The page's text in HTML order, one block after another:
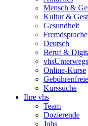
Mensch &
Kultur &
Gesundheit
Deutsch
Beruf &
vhsUnterwegs
Online-Kurse
Kurssuche
Ihre vhs
Team
Dozierende
Jobs